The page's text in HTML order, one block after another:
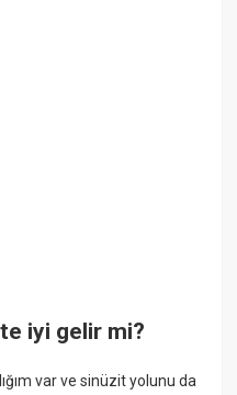
iyi gelir mi?
var ve sinüzit yolunu da